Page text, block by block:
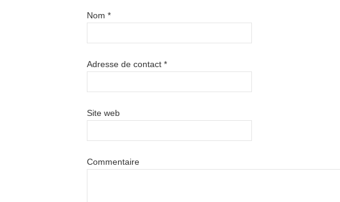
Nom *
Adresse de contact *
Site web
Commentaire